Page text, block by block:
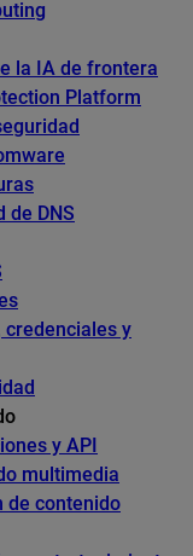
la IA de frontera
Platform
de DNS
credenciales y
y API
multimedia
de contenido